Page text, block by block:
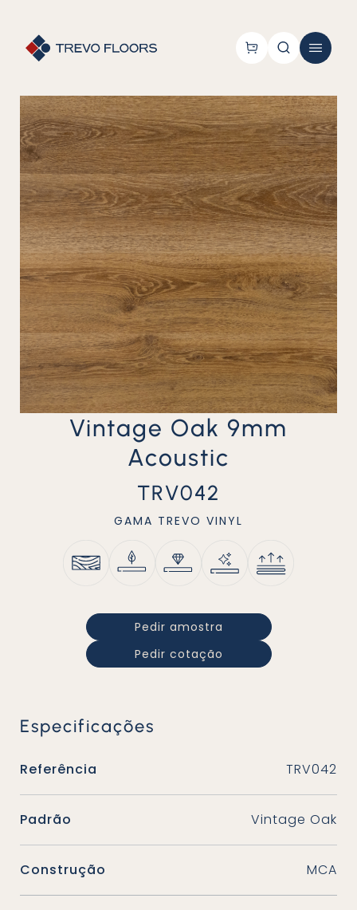
Vintage Oak 9mm
Acoustic
TRV042
GAMA TREVO VINYL
Pedir amostra
Pedir cotação
Especificações
Referência TRV042
Padrão Vintage Oak
Construção MCA